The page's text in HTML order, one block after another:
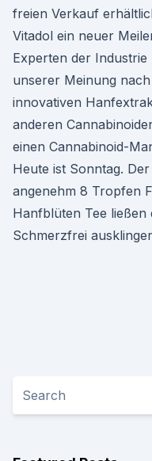
freien Verkauf
Vitadol ein neuer
Experten der
unserer Meinung
innovativen
anderen
einen Cannabinoid-
Heute ist Sonntag.
angenehm 8 Tropfen
Hanfblüten Tee
Schmerzfrei